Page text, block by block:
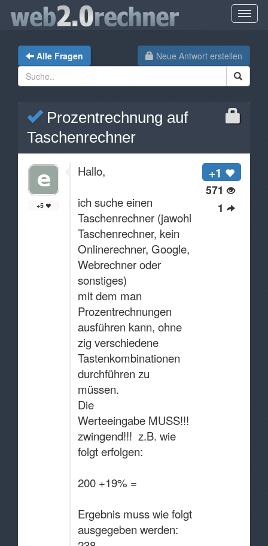
Neue Antwort erstellen
Alle Fragen
Prozentrechnung auf
Taschenrechner
+1
571
1
+5
Hallo,
ich suche einen
Taschenrechner (jawohl
Taschenrechner, kein
Onlinerechner, Google,
Webrechner oder
sonstiges)
mit dem man
Prozentrechnungen
ausführen kann, ohne
zig verschiedene
Tastenkombinationen
durchführen zu
müssen.
Die
Werteeingabe MUSS!!!
zwingend!!! z.B. wie
folgt erfolgen:
200 +19% =
Ergebnis muss wie folgt
ausgegeben werden: